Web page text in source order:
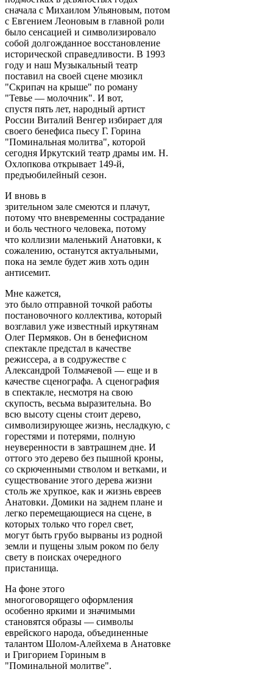
сначала с Михаилом Ульяновым, потом
с Евгением Леоновым в главной роли
было сенсацией и символизировало
собой долгожданное восстановление
исторической справедливости. В 1993
году и наш Музыкальный театр
поставил на своей сцене мюзикл
"Скрипач на крыше" по роману
"Тевье — молочник". И вот,
спустя пять лет, народный артист
России Виталий Венгер избирает для
своего бенефиса пьесу Г. Горина
"Поминальная молитва", которой
сегодня Иркутский театр драмы им. Н.
Охлопкова открывает 149-й,
предъюбилейный сезон.
И вновь в
зрительном зале смеются и плачут,
потому что вневременны сострадание
и боль честного человека, потому
что коллизии маленький Анатовки, к
сожалению, останутся актуальными,
пока на земле будет жив хоть один
антисемит.
Мне кажется,
это было отправной точкой работы
постановочного коллектива, который
возглавил уже известный иркутянам
Олег Пермяков. Он в бенефисном
спектакле предстал в качестве
режиссера, а в содружестве с
Александрой Толмачевой — еще и в
качестве сценографа. А сценография
в спектакле, несмотря на свою
скупость, весьма выразительна. Во
всю высоту сцены стоит дерево,
символизирующее жизнь, несладкую, с
горестями и потерями, полную
неуверенности в завтрашнем дне. И
оттого это дерево без пышной кроны,
со скрюченными стволом и ветками, и
существование этого дерева жизни
столь же хрупкое, как и жизнь евреев
Анатовки. Домики на заднем плане и
легко перемещающиеся на сцене, в
которых только что горел свет,
могут быть грубо вырваны из родной
земли и пущены злым роком по белу
свету в поисках очередного
пристанища.
На фоне этого
многоговорящего оформления
особенно яркими и значимыми
становятся образы — символы
еврейского народа, объединенные
талантом Шолом-Алейхема в Анатовке
и Григорием Гориным в
"Поминальной молитве".